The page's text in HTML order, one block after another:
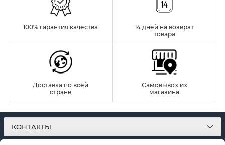
100% гарантия качества
14 дней на возврат
товара
Доставка по всей
стране
Самовывоз из
магазина
КОНТАКТЫ